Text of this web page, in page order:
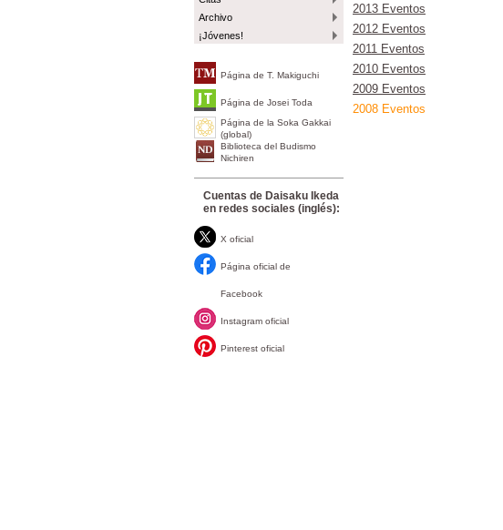
Archivo
¡Jóvenes!
Página de T. Makiguchi
Página de Josei Toda
Página de la Soka Gakkai
(global)
Biblioteca del Budismo
Nichiren
Cuentas de Daisaku Ikeda
en redes sociales (inglés):
X oficial
Página oficial de
Facebook
Instagram oficial
Pinterest oficial
2013 Eventos
2012 Eventos
2011 Eventos
2010 Eventos
2009 Eventos
2008 Eventos